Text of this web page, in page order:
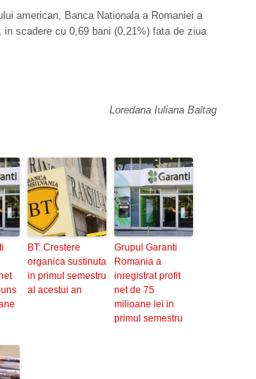
american, Banca Nationala a Romaniei a
scadere cu 0,69 bani (0,21%) fata de ziua
Loredana Iuliana Baltag
BT: Crestere
organica sustinuta
in primul semestru
al acestui an
Grupul Garanti
Romania a
inregistrat profit
net de 75
milioane lei in
primul semestru